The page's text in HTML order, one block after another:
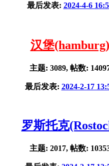
最后发表: 2024-4-6
汉堡(hamburg)
主题: 3089, 帖数:
最后发表: 2024-2-17
罗斯托克
主题: 2017, 帖数: